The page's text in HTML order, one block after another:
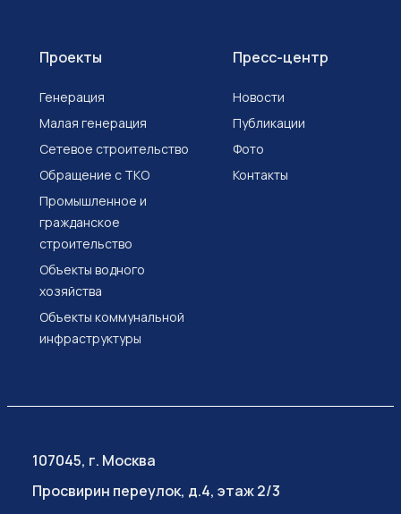
Проекты
Генерация
Малая генерация
Сетевое строительство
Обращение с ТКО
Промышленное и
гражданское
строительство
Объекты водного
хозяйства
Объекты коммунальной
инфраструктуры
Пресс-центр
Новости
Публикации
Фото
Контакты
107045, г. Москва
Просвирин переулок, д.4, этаж 2/3